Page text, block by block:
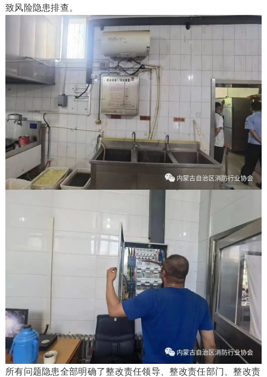
致风险隐患排查。
所有问题隐患全部明确了整改责任领导、整改责任部门、整改责